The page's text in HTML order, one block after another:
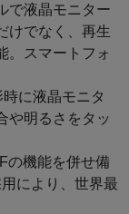
で液晶モニター
けでなく、再生
。スマートフォ
に液晶モニタ
や明るさをタッ
の機能を併せ備
により、世界最